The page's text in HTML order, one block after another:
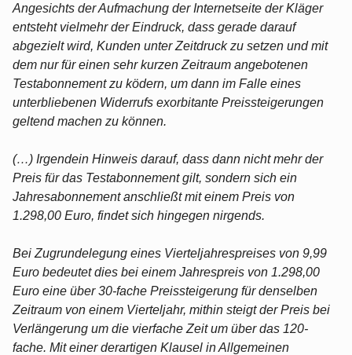
Angesichts der Aufmachung der Internetseite der Kläger
entsteht vielmehr der Eindruck, dass gerade darauf
abgezielt wird, Kunden unter Zeitdruck zu setzen und mit
dem nur für einen sehr kurzen Zeitraum angebotenen
Testabonnement zu ködern, um dann im Falle eines
unterbliebenen Widerrufs exorbitante Preissteigerungen
geltend machen zu können.
(…) Irgendein Hinweis darauf, dass dann nicht mehr der
Preis für das Testabonnement gilt, sondern sich ein
Jahresabonnement anschließt mit einem Preis von
1.298,00 Euro, findet sich hingegen nirgends.
Bei Zugrundelegung eines Vierteljahrespreises von 9,99
Euro bedeutet dies bei einem Jahrespreis von 1.298,00
Euro eine über 30-fache Preissteigerung für denselben
Zeitraum von einem Vierteljahr, mithin steigt der Preis bei
Verlängerung um die vierfache Zeit um über das 120-
fache. Mit einer derartigen Klausel in Allgemeinen